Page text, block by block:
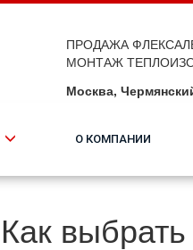
ПРОДАЖА
МОНТАЖ
Москва,
О КОМПАНИИ
Как